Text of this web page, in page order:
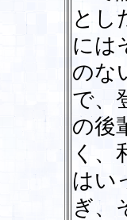
とし
には
のな
で、
の後
く、
はい
ぎ、